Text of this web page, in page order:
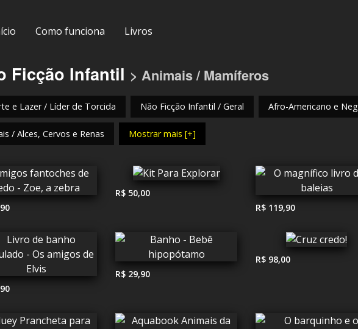
Como funciona Livros
Ficção Infantil > Animais / Mamíferos
e Lazer / Líder de Torcida Não Ficção Infantil / Geral Afro-Americano e
/ Alces, Cervos e Renas Mostrar mais [+]
R$ 50,00
R$ 119,90
R$ 29,90
R$ 98,00